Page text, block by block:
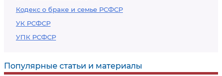
Кодекс о браке и семье РСФСР
УК РСФСР
УПК РСФСР
Популярные статьи и материалы